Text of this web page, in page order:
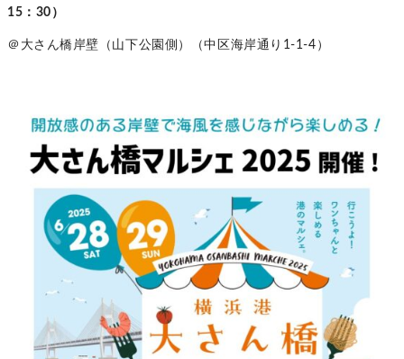
15：30）
＠大さん橋岸壁（山下公園側）（中区海岸通り1-1-4）